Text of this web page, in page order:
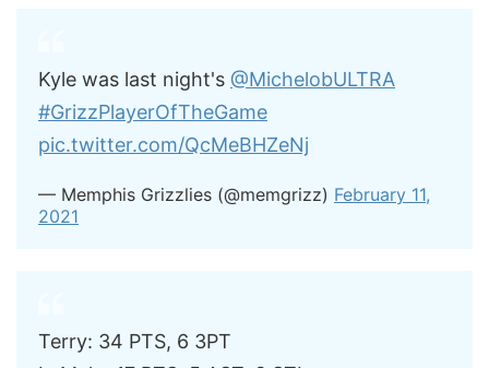
Kyle was last night's @MichelobULTRA
#GrizzPlayerOfTheGame
pic.twitter.com/QcMeBHZeNj
— Memphis Grizzlies (@memgrizz) February 11,
2021
Terry: 34 PTS, 6 3PT